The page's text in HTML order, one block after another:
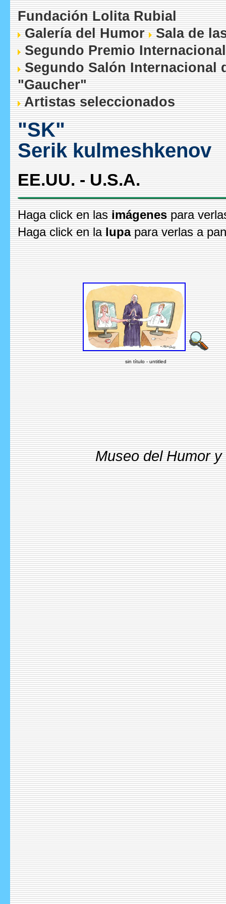
Fundación Lolita Rubial
Galería del Humor
Sala de
Segundo Premio
Segundo Salón Internacional
"Gaucher"
Artistas seleccionados
"SK"
Serik kulmeshkenov
EE.UU. - U.S.A.
Haga click en las imágenes para
Haga click en la lupapara verlas a
sin título - untitled
Museo del Humor